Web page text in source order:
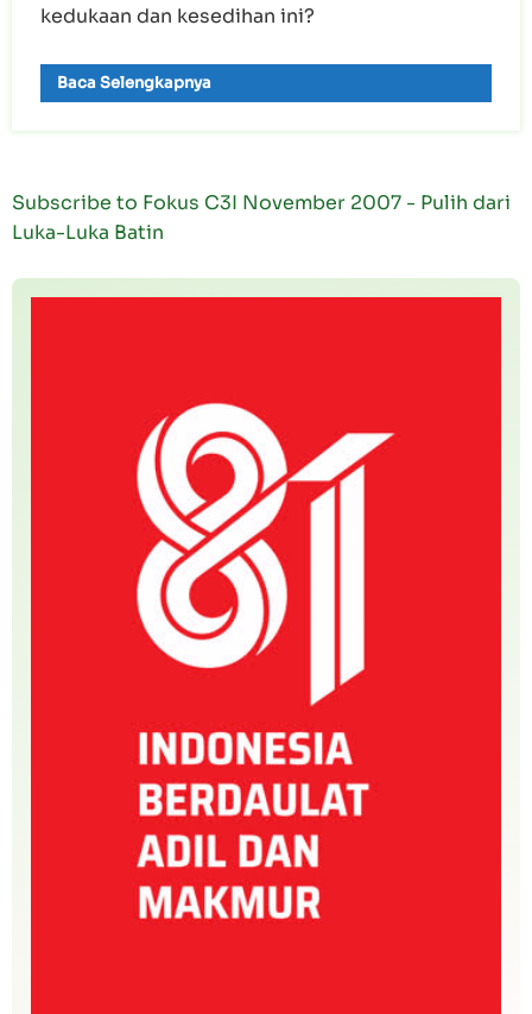
kedukaan dan kesedihan ini?
Baca Selengkapnya
Subscribe to Fokus C3I November 2007 - Pulih dari
Luka-Luka Batin